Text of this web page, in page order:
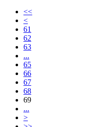
<<
<
61
62
63
...
65
66
67
68
69
...
>